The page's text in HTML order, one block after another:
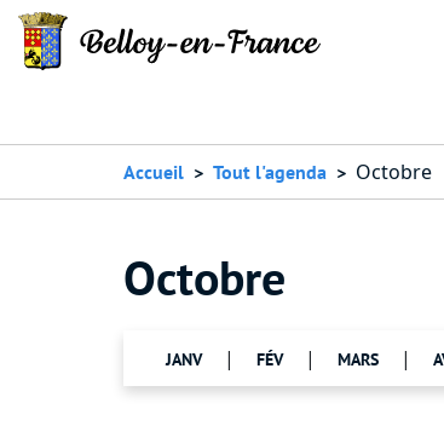
Accueil Tout l'agenda Octobre
Octobre
JANV | FÉV | MARS |